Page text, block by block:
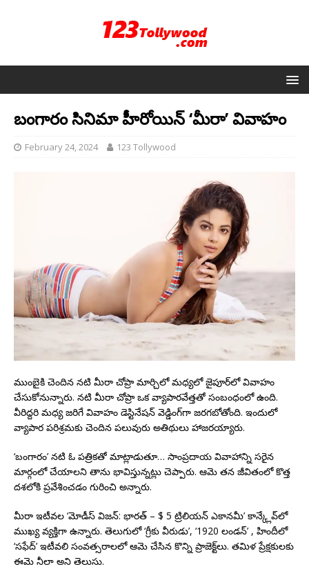
బంగారం సినిమా హీరోయిన్ ‘మీరా’ వివాహం
February 24, 2024 123 Tollywood
ముంబైకి చెందిన నటి మీరా చోప్రా మార్చిలో మధ్యలో జైపూర్‌లో వివాహం
చేసుకోనున్నారు. నటి మీరా చోప్రా ఒక వ్యాపారవేత్తతో సంబంధంలో ఉంది.
వీరిద్దరి మధ్య జరిగే వివాహం డెస్టినేషన్ వెడ్డింగ్‌గా జరగబోతోంది. ఇందులో
వ్యాపార పరిశ్రమకు చెందిన పలువురు అతిథులు హాజరయ్యారు.
‘బంగారం’ నటి ఓ పత్రికతో మాట్లాడుతూ… సాంప్రదాయ వివాహాన్ని సరైన
మార్గంలో చేయాలని తాను భావిస్తున్నట్లు చెప్పారు. ఆమె తన జీవితంలో కొత్త
దశలోకి ప్రవేశించడం గురించి అన్నారు.
మీరా ఇటీవల ‘మోడీస్ విజన్: భారత్ – $ 5 ట్రిలియన్ ఎకానమీ’ కాన్క్లేవ్‌లో
ముఖ్య వ్యక్తిగా ఉన్నారు. తెలుగులో ‘గ్రీకు వీరుడు’, ‘1920 లండన్’ , హిందీలో
‘సఫేద్’ ఇటీవలి సంవత్సరాలలో ఆమె చేసిన కొన్ని ప్రాజెక్ట్‌లు. తమిళ ప్రేక్షకులకు
ఈమె నీలా అని తెలుసు.